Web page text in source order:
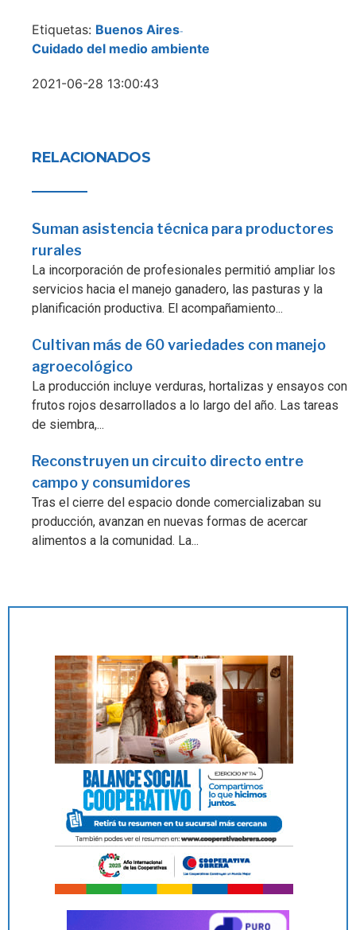
Etiquetas: Buenos Aires-
Cuidado del medio ambiente
2021-06-28 13:00:43
RELACIONADOS
Suman asistencia técnica para productores
rurales
La incorporación de profesionales permitió ampliar los
servicios hacia el manejo ganadero, las pasturas y la
planificación productiva. El acompañamiento...
Cultivan más de 60 variedades con manejo
agroecológico
La producción incluye verduras, hortalizas y ensayos con
frutos rojos desarrollados a lo largo del año. Las tareas
de siembra,...
Reconstruyen un circuito directo entre
campo y consumidores
Tras el cierre del espacio donde comercializaban su
producción, avanzan en nuevas formas de acercar
alimentos a la comunidad. La...